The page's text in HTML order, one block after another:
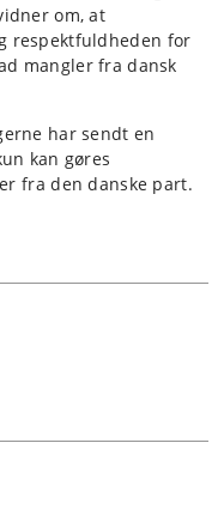
om, at
respektfuldheden for
mangler fra dansk
har sendt en
kan gøres
fra den danske part.